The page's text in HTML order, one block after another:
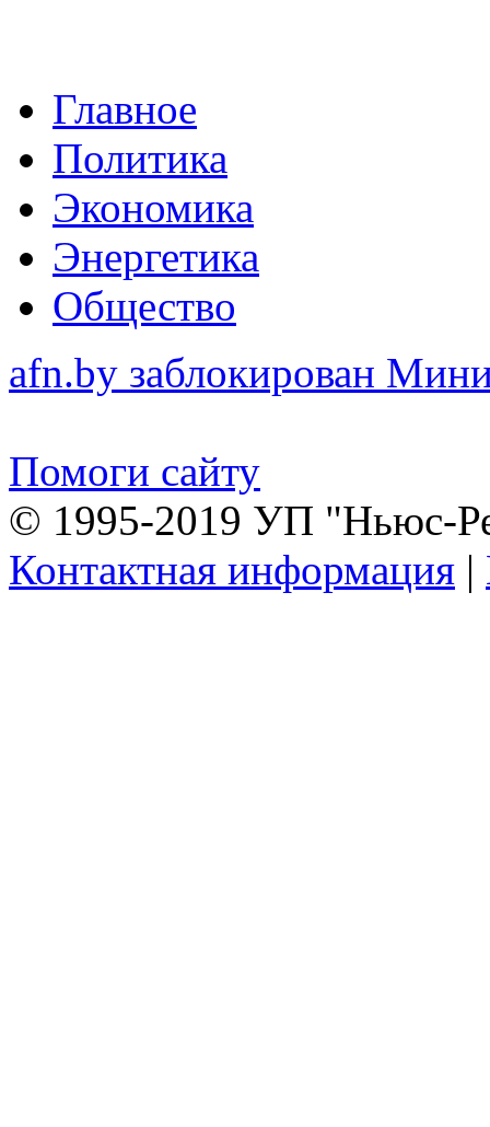
Главное
Политика
Экономика
Энергетика
Общество
afn.by заблокирован
Помоги сайту
© 1995-2019 УП "Ньюс-
Контактная информация |